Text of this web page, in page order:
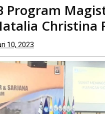
dan Sarjana Angkatan 18
Program
Christina
10, 2023